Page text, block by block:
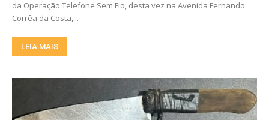
da Operação Telefone Sem Fio, desta vez na Avenida Fernando
Corrêa da Costa,...
LEIA MAIS